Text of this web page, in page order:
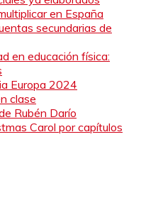
en España
secundarias de
en educación física:
Europa 2024
clase
Rubén Darío
Carol por capítulos